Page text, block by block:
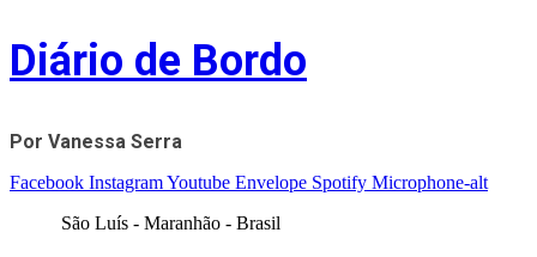
Skip
to
content
Diário de Bordo
Por Vanessa Serra
Facebook InstagramYoutube Envelope Spotify Microphone-alt
São Luís - Maranhão - Brasil